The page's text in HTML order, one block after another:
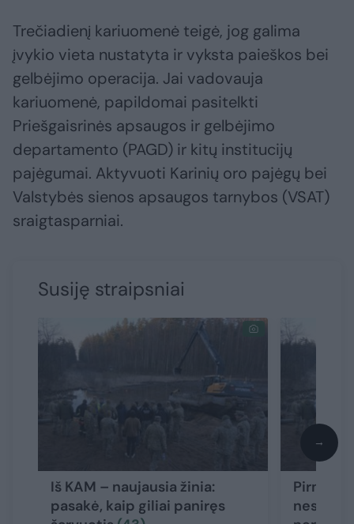
Trečiadienį kariuomenė teigė, jog galima
įvykio vieta nustatyta ir vyksta paieškos bei
gelbėjimo operacija. Jai vadovauja
kariuomenė, papildomai pasitelkti
Priešgaisrinės apsaugos ir gelbėjimo
departamento (PAGD) ir kitų institucijų
pajėgumai. Aktyvuoti Karinių oro pajėgų bei
Valstybės sienos apsaugos tarnybos (VSAT)
sraigtasparniai.
Susiję straipsniai
Iš KAM – naujausia žinia:
pasakė, kaip giliai paniręs
→